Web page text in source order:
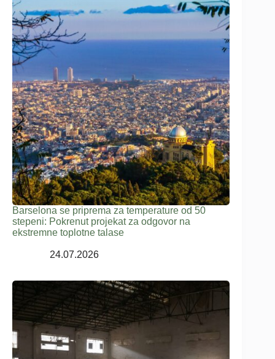
Barselona se priprema za temperature od 50
stepeni: Pokrenut projekat za odgovor na
ekstremne toplotne talase
24.07.2026